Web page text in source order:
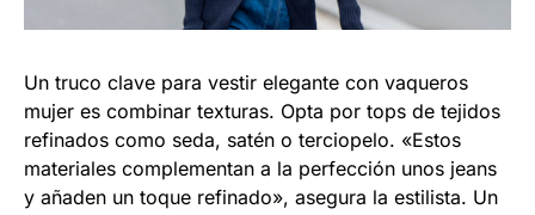
Un truco clave para vestir elegante con vaqueros
mujer es combinar texturas. Opta por tops de tejidos
refinados como seda, satén o terciopelo. «Estos
materiales complementan a la perfección unos jeans
y añaden un toque refinado», asegura la estilista. Un